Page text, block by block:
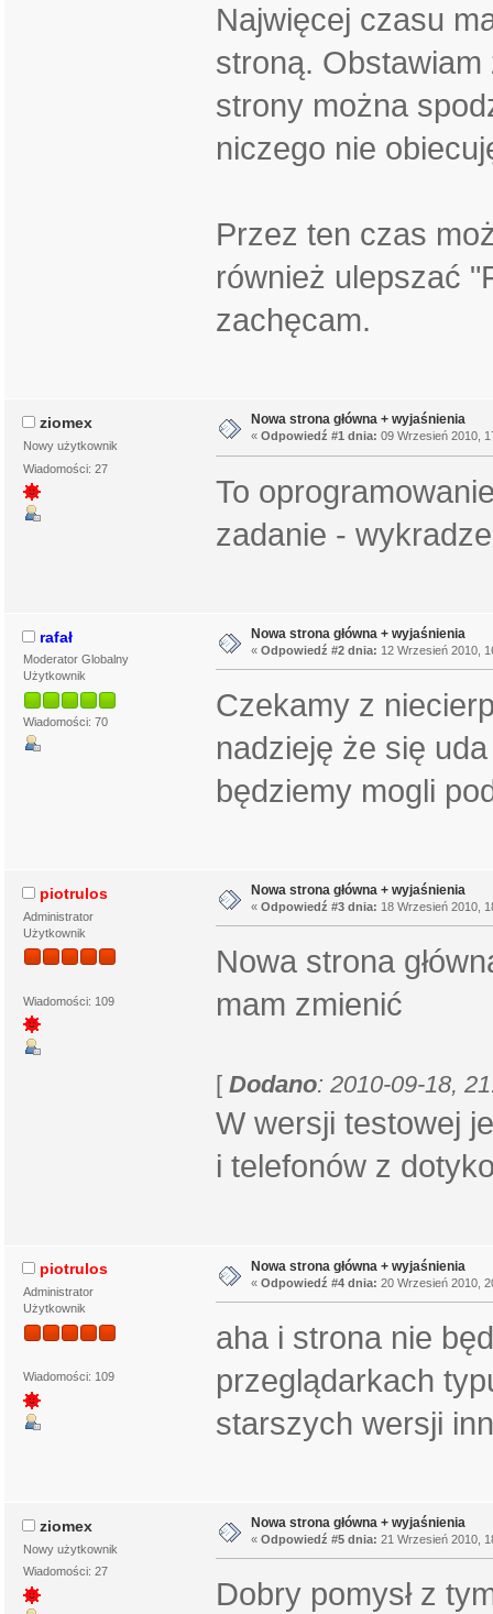
Najwięcej czasu
stroną.
strony można
niczego nie
Przez ten czas
również ulepszać
zachęcam.
ziomex
Nowy użytkownik
Wiadomości: 27
Nowa strona główna + wyjaśnienia
« Odpowiedź #1 dnia: 09 Wrzesień 2010,
To
zadanie -
rafał
Moderator Globalny
Użytkownik
Wiadomości: 70
Nowa strona główna + wyjaśnienia
« Odpowiedź #2 dnia: 12 Wrzesień 2010,
Czekamy z
nadzieję że się
będziemy mogli
piotrulos
Administrator
Użytkownik
Wiadomości: 109
Nowa strona główna + wyjaśnienia
« Odpowiedź #3 dnia: 18 Wrzesień 2010,
Nowa strona
mam zmienić
[ Dodano: 2010-09-18,
W wersji testowej
i telefonów z
piotrulos
Administrator
Użytkownik
Wiadomości: 109
Nowa strona główna + wyjaśnienia
« Odpowiedź #4 dnia: 20 Wrzesień 2010,
aha i strona nie
przeglądarkach
starszych wersji
ziomex
Nowy użytkownik
Wiadomości: 27
Nowa strona główna + wyjaśnienia
« Odpowiedź #5 dnia: 21 Wrzesień 2010,
Dobry pomysł z